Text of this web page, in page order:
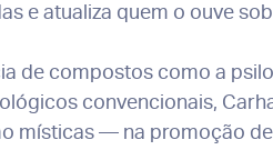
e atualiza quem o ouve
de compostos como a
convencionais,
místicas — na promoção